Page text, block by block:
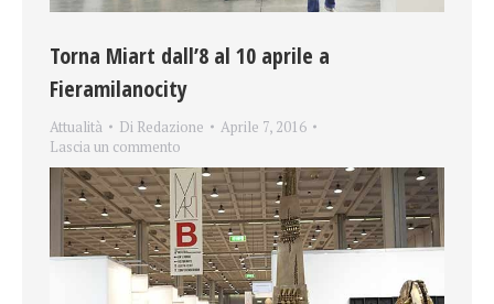
Torna Miart dall’8 al 10 aprile a
Fieramilanocity
Attualità Di Redazione
Aprile 7, 2016
Lascia un commento